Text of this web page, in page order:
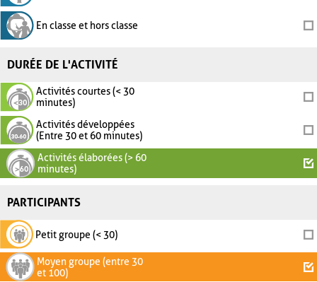
En classe et hors classe
DURÉE DE L'ACTIVITÉ
Activités courtes (< 30
minutes)
Activités développées
(Entre 30 et 60 minutes)
Activités élaborées (> 60
minutes)
PARTICIPANTS
Petit groupe (< 30)
Moyen groupe (entre 30
et 100)